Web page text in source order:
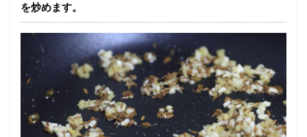
を炒めます。